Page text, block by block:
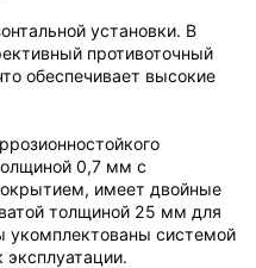
установки. В
противоточный
обеспечивает высокие
0,7 мм c
имеет двойные
толщиной 25 мм для
укомплектованы системой
эксплуатации.
ОФОРМЛЕН!
с вами.
НЕ ТАК!
попытку позже.